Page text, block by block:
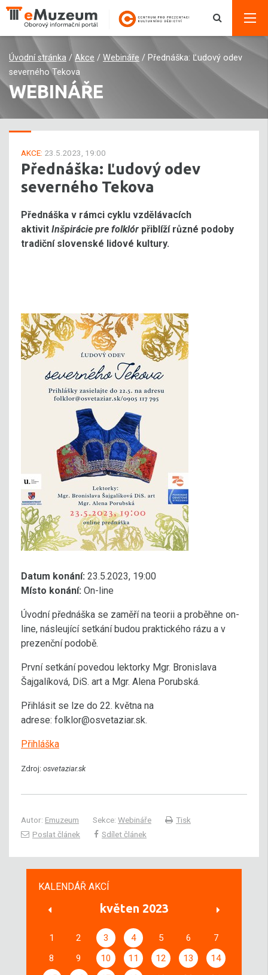
Úvodní stránka / Akce / Webináře / Přednáška: Ľudový odev
severného Tekova
WEBINÁŘE
AKCE: 23.5.2023, 19:00
Přednáška: Ľudový odev
severného Tekova
Přednáška v rámci cyklu vzdělávacích
aktivit Inšpirácie pre folklór přiblíží různé podoby
tradiční slovenské lidové kultury.
Datum konání: 23.5.2023, 19:00
Místo konání: On-line
Úvodní přednáška se zaměří na teorii a proběhne on-
line, násleující setkání budou praktického rázu a v
prezenční podobě.
První setkání povedou lektorky Mgr. Bronislava
Šajgalíková, DiS. art a Mgr. Alena Porubská.
Přihlásit se lze do 22. května na
adrese: folklor@osvetaziar.sk.
Přihláška
Zdroj: osvetaziar.sk
Autor: Emuzeum Sekce: Webináře
Tisk
Poslat článek
Sdílet článek
KALENDÁŘ AKCÍ
květen 2023
1 2 3 4 5 6
7
8
9 10 11 12 13
14